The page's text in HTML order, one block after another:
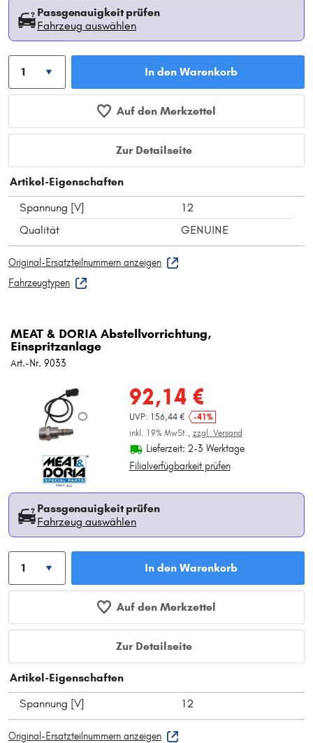
Passgenauigkeit prüfen
Fahrzeug auswählen
In den Warenkorb
Auf den Merkzettel
Zur Detailseite
Artikel-Eigenschaften
Spannung [V]
12
Qualität
GENUINE
Original-Ersatzteilnummern anzeigen
Fahrzeugtypen
MEAT & DORIA Abstellvorrichtung,
Einspritzanlage
Art.-Nr. 9033
92,14 €
UVP: 156,44 €
-41%
inkl. 19% MwSt., zzgl. Versand
Lieferzeit: 2-3 Werktage
Filialverfügbarkeit prüfen
Passgenauigkeit prüfen
Fahrzeug auswählen
In den Warenkorb
Auf den Merkzettel
Zur Detailseite
Artikel-Eigenschaften
Spannung [V]
12
Original-Ersatzteilnummern anzeigen